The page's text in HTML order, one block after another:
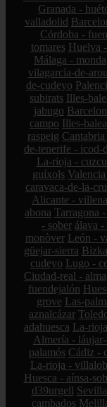
Granada -
valladolid
Córdoba -
tomares Huelva
Málaga - monda
vilagarcía-de-
de-cudeyo
subirats Illes-
jabugo
campo Illes-
raspeig
de-tenerife - icod-
La-rioja -
guíxols
caravaca-de-la-
Alicante - villena
abona Tarragona
- sober álava
monòver León -
güejar-sierra
cudeyo Lugo -
Ciudad-real -
fuendejalón
grove Las-
aznalcázar
adahuesca La-
Almería -
palamós Cádiz -
La-rioja -
Huesca - aínsa-
d39urgell
cambados